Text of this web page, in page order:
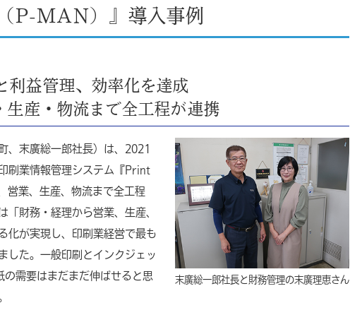
P-MAN）』導入事例
利益管理、効率化を達成
産・物流まで全工程が連携
、末廣総一郎社長）は、2021
刷業情報管理システム『Print
業、生産、物流まで全工程
財務・経理から営業、生産、
化が実現し、印刷業経営で最も
した。一般印刷とインクジェッ
需要はまだまだ伸ばせると思
末廣総一郎社長と財務管理の末廣理恵さん